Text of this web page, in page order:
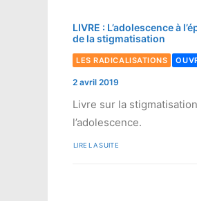
LIVRE : L’adolescence à
de la stigmatisation
LES RADICALISATIONS
2 avril 2019
Livre sur la
l’adolescence.
LIRE LA SUITE